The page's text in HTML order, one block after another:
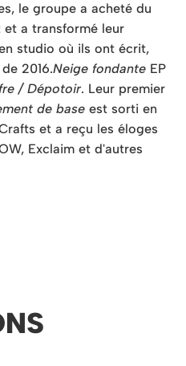
le groupe a acheté du
a transformé leur
studio où ils ont écrit,
2016.Neige fondante EP
/ Dépotoir. Leur premier
de base est sorti en
et a reçu les éloges
Exclaim et d'autres